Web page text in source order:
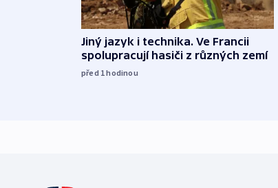
Jiný jazyk i technika. Ve Francii
spolupracují hasiči z různých zemí
před 1hodinou